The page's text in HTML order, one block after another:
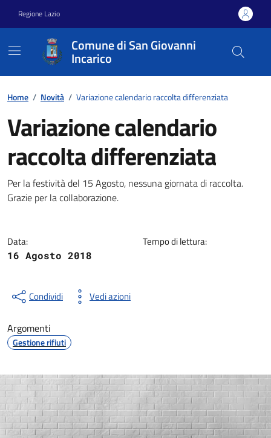
Regione Lazio
Comune di San Giovanni
Incarico
Home / Novità / Variazione calendario raccolta differenziata
Variazione calendario
raccolta differenziata
Dettagli della notizia
Per la festività del 15 Agosto, nessuna giornata di raccolta.
Grazie per la collaborazione.
Data:
16 Agosto 2018
Tempo di lettura:
Condividi Vedi azioni
Argomenti
Gestione rifiuti